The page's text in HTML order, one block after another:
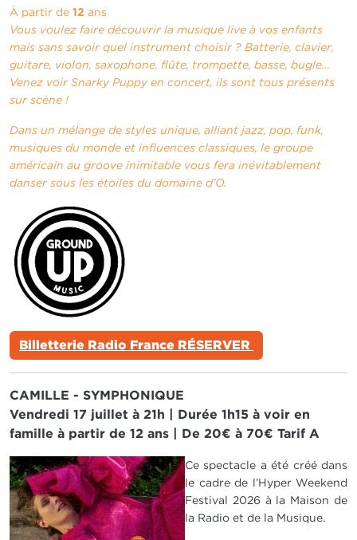
À partir de 12 ans
Vous voulez faire découvrir la musique live à vos enfants
mais sans savoir quel instrument choisir ? Batterie, clavier,
guitare, violon, saxophone, flûte, trompette, basse, bugle…
Venez voir Snarky Puppy en concert, ils sont tous présents
sur scène !
Dans un mélange de styles unique, alliant jazz, pop, funk,
musiques du monde et influences classiques, le groupe
américain au groove inimitable vous fera inévitablement
danser sous les étoiles du domaine d’O.
Billetterie Radio France RÉSERVER
CAMILLE - SYMPHONIQUE
Vendredi 17 juillet à 21h | Durée 1h15 à voir en
famille à partir de 12 ans | De 20€ à 70€ Tarif A
IMAGE
Ce spectacle a été créé dans
le cadre de l’Hyper Weekend
Festival 2026 à la Maison de
la Radio et de la Musique.